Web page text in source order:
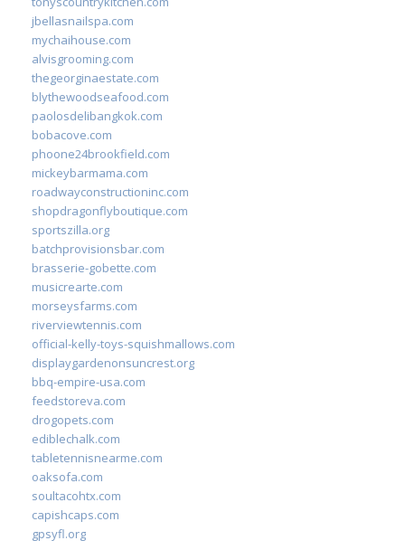
jbellasnailspa.com
mychaihouse.com
alvisgrooming.com
thegeorginaestate.com
blythewoodseafood.com
paolosdelibangkok.com
bobacove.com
phoone24brookfield.com
mickeybarmama.com
roadwayconstructioninc.com
shopdragonflyboutique.com
sportszilla.org
batchprovisionsbar.com
brasserie-gobette.com
musicrearte.com
morseysfarms.com
riverviewtennis.com
official-kelly-toys-squishmallows.com
displaygardenonsuncrest.org
bbq-empire-usa.com
feedstoreva.com
drogopets.com
ediblechalk.com
tabletennisnearme.com
oaksofa.com
soultacohtx.com
capishcaps.com
gpsyfl.org